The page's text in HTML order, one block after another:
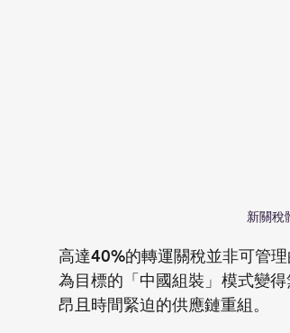
新關稅
高達40%的轉運關稅並非可管
為目標的「中國組裝」模式變
昂且時間緊迫的供應鏈重組。